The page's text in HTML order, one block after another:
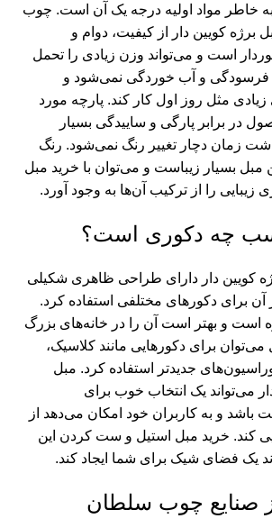
خاطر مواد اولیه درجه یک آن است. چوب
برژه کویین دار از کیفیت، دوام و
است و می‌تواند وزن زیادی را تحمل
فرسودگی و آب خوردگی نمی‌شود و
زیادی مثل روز اول کار کند. پارچه مورد
در برابر پارگی و ساییدگی بسیار
زمان دچار تغییر رنگ نمی‌شود. رنگ
مبل بسیار زیباست و می‌توان با خرید مبل
را از ترکیب آن‌ها به وجود آورد.
چه دکوری است؟
کویین دار دارای طراحی ظاهری شکیلی
برای دکورهای مختلفی استفاده کرد.
مبل ۹ نفره است و بهتر است آن را در خانه‌های بزرگ
می‌‌توان برای دکورهایی مانند کلاسیک،
جدیدتر استفاده کرد. مبل
می‌تواند یک انتخاب خوب برای
باشد و به کاربران خود امکان می‌دهد از
کند. خرید مبل استیل و ست کردن این
یک فضای شیک برای شما ایجاد کند.
صنایع چوب سلطان